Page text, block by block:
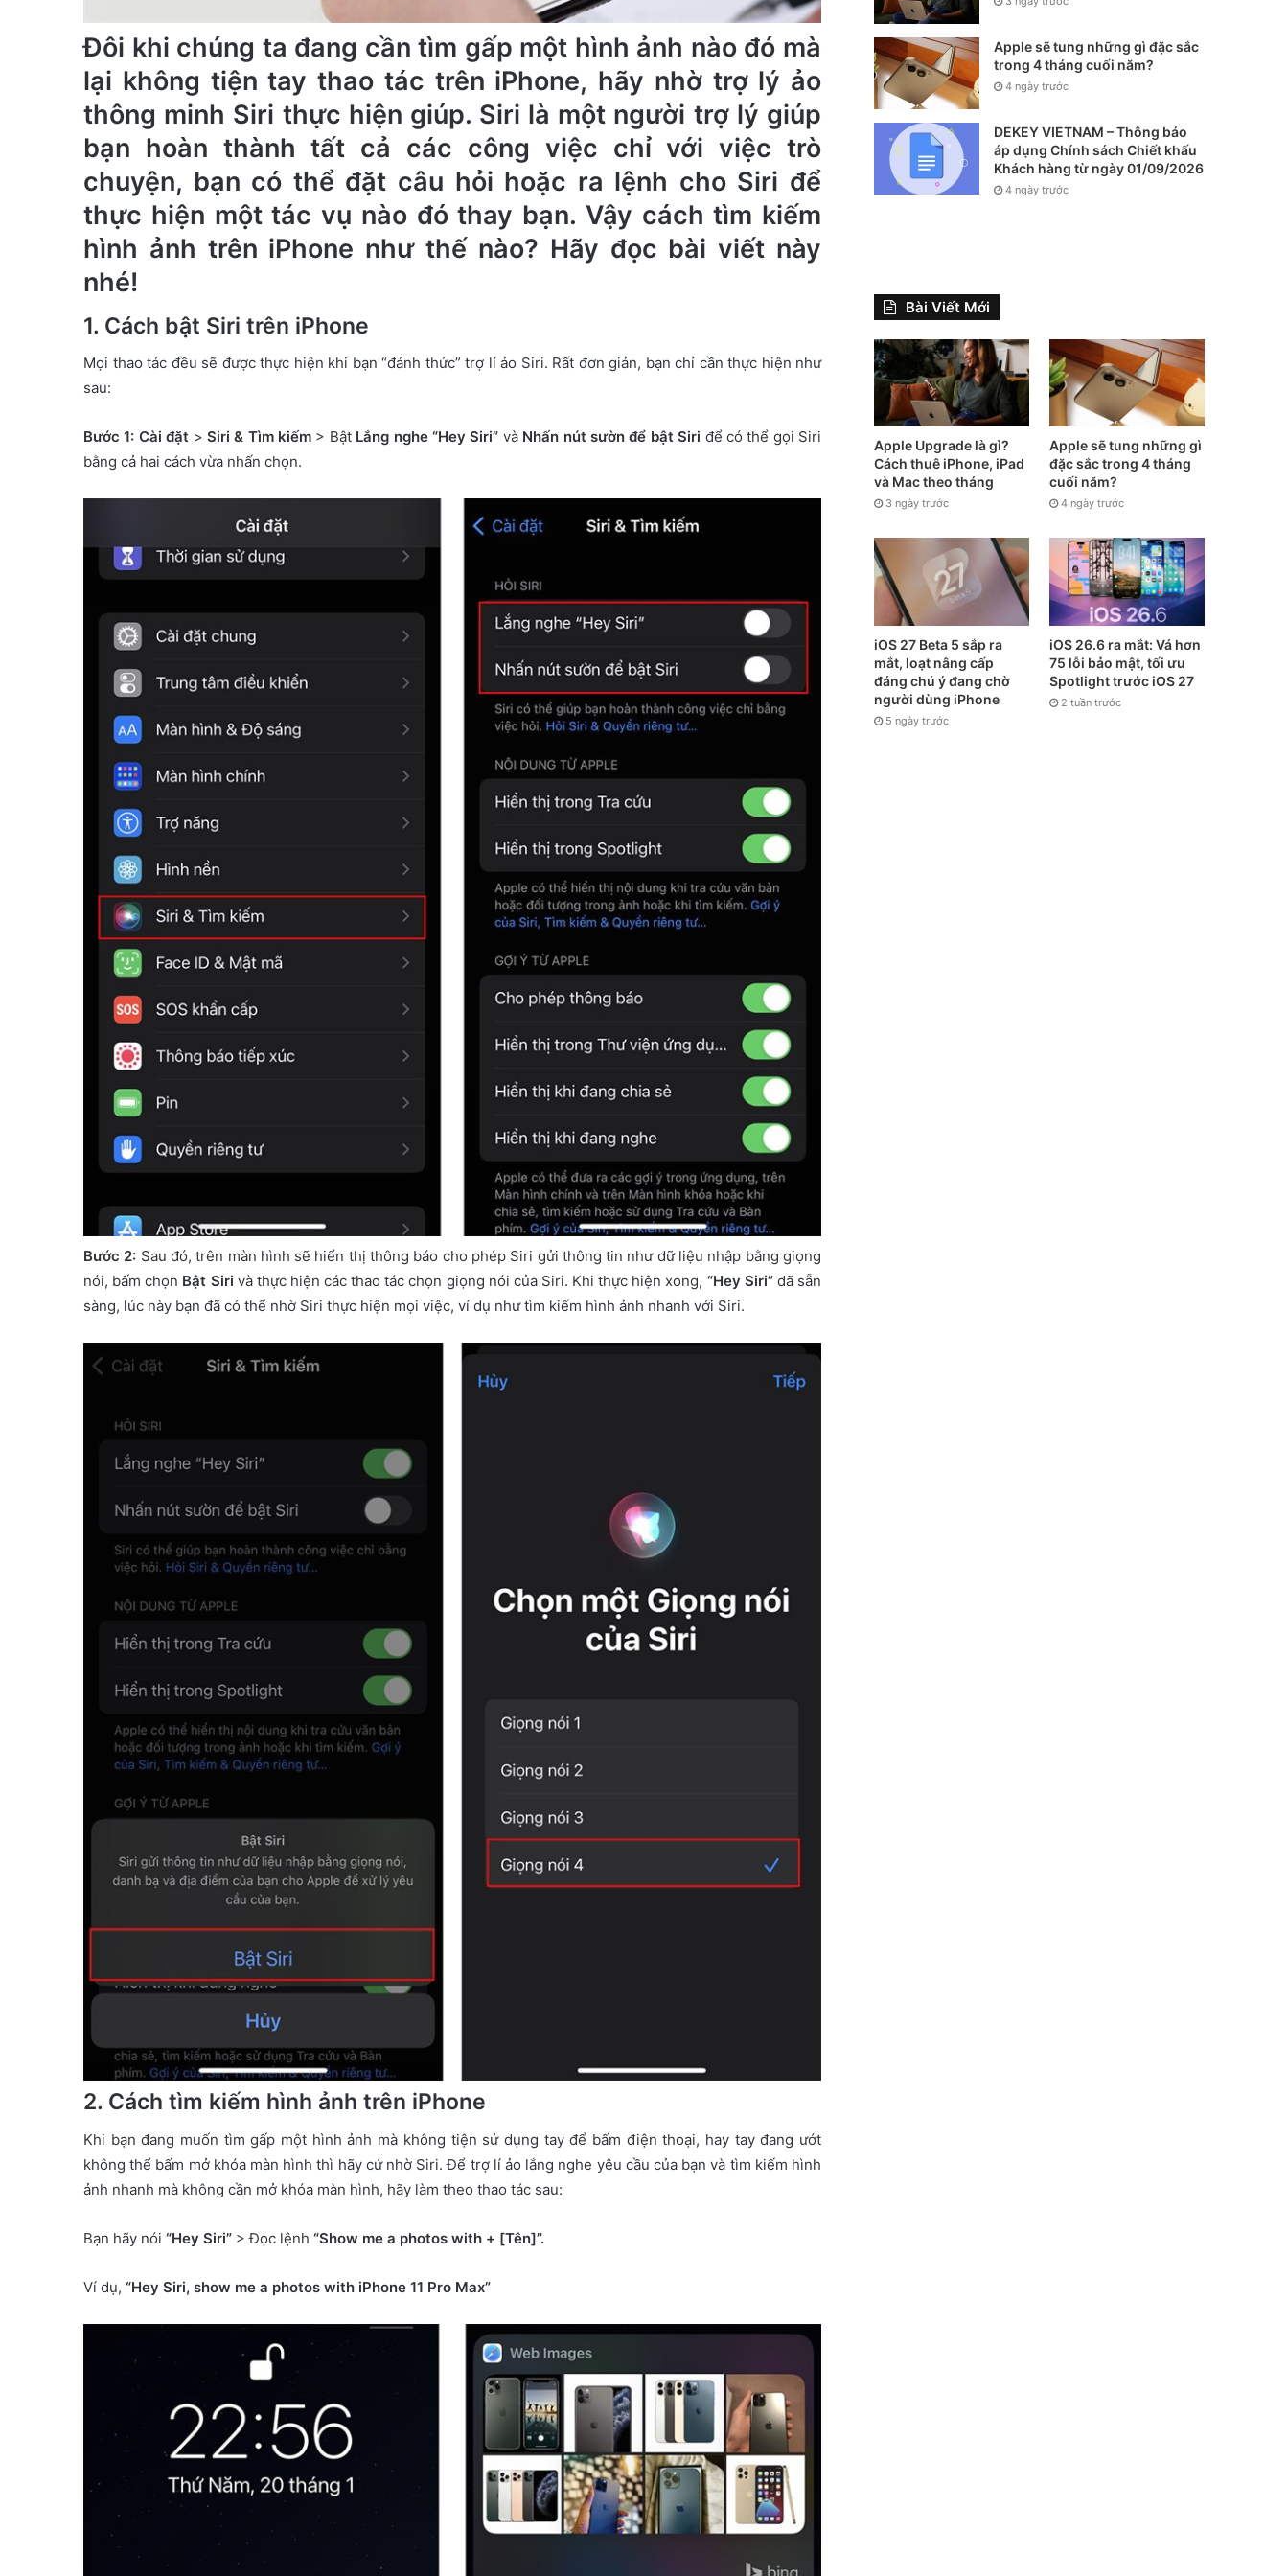
Đôi khi chúng ta đang cần tìm gấp một hình ảnh nào đó mà
lại không tiện tay thao tác trên iPhone, hãy nhờ trợ lý ảo
thông minh Siri thực hiện giúp. Siri là một người trợ lý giúp
bạn hoàn thành tất cả các công việc chỉ với việc trò
chuyện, bạn có thể đặt câu hỏi hoặc ra lệnh cho Siri để
thực hiện một tác vụ nào đó thay bạn. Vậy cách tìm kiếm
hình ảnh trên iPhone như thế nào? Hãy đọc bài viết này
nhé!
1. Cách bật Siri trên iPhone
Mọi thao tác đều sẽ được thực hiện khi bạn “đánh thức” trợ lí ảo Siri. Rất đơn giản, bạn chỉ cần thực hiện như
sau:
Bước 1: Cài đặt > Siri & Tìm kiếm > Bật Lắng nghe “Hey Siri” và Nhấn nút sườn để bật Siri để có thể gọi Siri
bằng cả hai cách vừa nhấn chọn.
Bước 2: Sau đó, trên màn hình sẽ hiển thị thông báo cho phép Siri gửi thông tin như dữ liệu nhập bằng giọng
nói, bấm chọn Bật Siri và thực hiện các thao tác chọn giọng nói của Siri. Khi thực hiện xong, “Hey Siri”đã sẵn
sàng, lúc này bạn đã có thể nhờ Siri thực hiện mọi việc, ví dụ như tìm kiếm hình ảnh nhanh với Siri.
2. Cách tìm kiếm hình ảnh trên iPhone
Khi bạn đang muốn tìm gấp một hình ảnh mà không tiện sử dụng tay để bấm điện thoại, hay tay đang ướt
không thể bấm mở khóa màn hình thì hãy cứ nhờ Siri. Để trợ lí ảo lắng nghe yêu cầu của bạn và tìm kiếm hình
ảnh nhanh mà không cần mở khóa màn hình, hãy làm theo thao tác sau:
Bạn hãy nói “Hey Siri” > Đọc lệnh “Show me a photos with + [Tên]”.
Ví dụ, “Hey Siri, show me a photos with iPhone 11 Pro Max”
Apple sẽ tung những gì đặc sắc
trong 4 tháng cuối năm?
4 ngày trước
DEKEY VIETNAM – Thông báo
áp dụng Chính sách Chiết khấu
Khách hàng từ ngày 01/09/2026
4 ngày trước
Bài Viết Mới
Apple Upgrade là gì?
Cách thuê iPhone, iPad
và Mac theo tháng
3 ngày trước
Apple sẽ tung những gì
đặc sắc trong 4 tháng
cuối năm?
4 ngày trước
iOS 27 Beta 5 sắp ra
mắt, loạt nâng cấp
đáng chú ý đang chờ
người dùng iPhone
5 ngày trước
iOS 26.6 ra mắt: Vá hơn
75 lỗi bảo mật, tối ưu
Spotlight trước iOS 27
2 tuần trước